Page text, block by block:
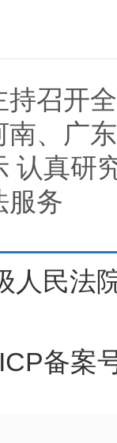
持召开
南、广
认真研
服务
人民法
ICP备案